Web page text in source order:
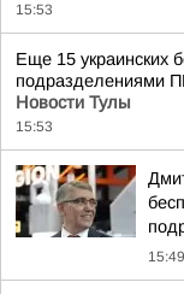
15:53
Еще 15 украинских
подразделениями
Новости Тулы
15:53
15:49